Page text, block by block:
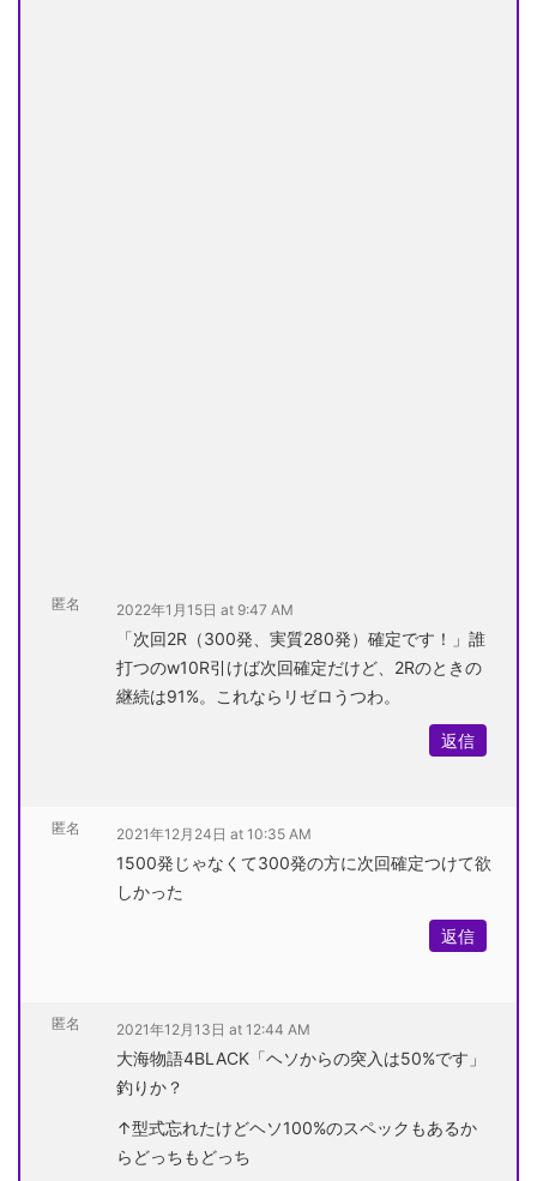
匿名 2022年1月15日 at 9:47 AM
「次回2R（300発、実質280発）確定です！」誰
打つのw10R引けば次回確定だけど、2Rのときの
継続は91%。これならリゼロうつわ。
返信
匿名 2021年12月24日 at 10:35 AM
1500発じゃなくて300発の方に次回確定つけて欲
しかった
返信
匿名 2021年12月13日 at 12:44 AM
大海物語4BLACK「ヘソからの突入は50%です」
釣りか？
↑型式忘れたけどヘソ100%のスペックもあるか
らどっちもどっち